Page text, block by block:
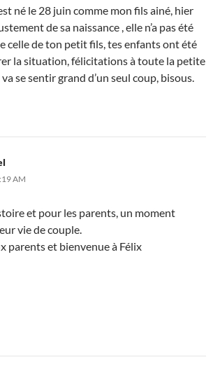
né le 28 juin comme mon fils ainé, hier
de sa naissance , elle n’a pas été
celle de ton petit fils, tes enfants ont été
la situation, félicitations à toute la petite
se sentir grand d’un seul coup, bisous.
AM
et pour les parents, un moment
vie de couple.
parents et bienvenue à Félix